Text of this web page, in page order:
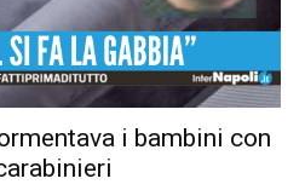
i bambini con